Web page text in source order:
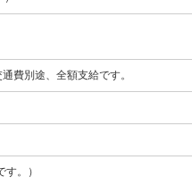
費別途、全額支給です。
。）